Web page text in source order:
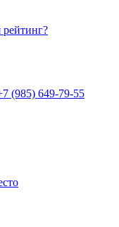
рейтинг?
(985) 649-79-55